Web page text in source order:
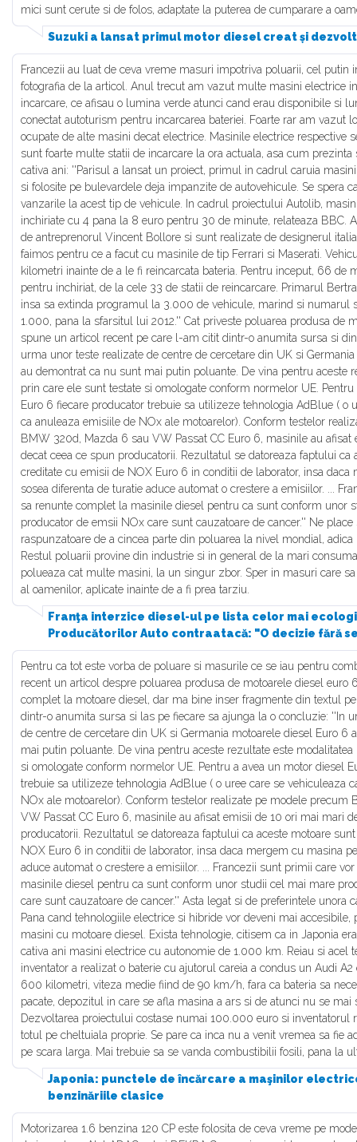
mici sunt cerute si de folos, adaptate la puterea de cumparare a
Suzuki a lansat primul motor diesel creat și
Francezii au luat de ceva vreme masuri impotriva poluarii, cel putin
fotografia de la articol. Anul trecut am vazut multe masini electrice
incarcare, ce afisau o lumina verde atunci cand erau disponibile si
conectat autoturism pentru incarcarea bateriei. Foarte rar am vazut
ocupate de alte masini decat electrice. Masinile electrice respective
sunt foarte multe statii de incarcare la ora actuala, asa cum
cativa ani: ''Parisul a lansat un proiect, primul in cadrul caruia
si folosite pe bulevardele deja impanzite de autovehicule. Se spera
vanzarile la acest tip de vehicule. In cadrul proiectului Autolib,
inchiriate cu 4 pana la 8 euro pentru 30 de minute, relateaza BBC.
de antreprenorul Vincent Bollore si sunt realizate de designerul
faimos pentru ce a facut cu masinile de tip Ferrari si Maserati.
kilometri inainte de a le fi reincarcata bateria. Pentru inceput, 66 de
pentru inchiriat, de la cele 33 de statii de reincarcare. Primarul
insa sa extinda programul la 3.000 de vehicule, marind si numarul
1.000, pana la sfarsitul lui 2012.'' Cat priveste poluarea produsa de
spune un articol recent pe care l-am citit dintr-o anumita sursa si
urma unor teste realizate de centre de cercetare din UK si
au demontrat ca nu sunt mai putin poluante. De vina pentru aceste
prin care ele sunt testate si omologate conform normelor UE.
Euro 6 fiecare producator trebuie sa utilizeze tehnologia AdBlue ( o
ca anuleaza emisiile de NOx ale motoarelor). Conform testelor
BMW 320d, Mazda 6 sau VW Passat CC Euro 6, masinile au
decat ceea ce spun producatorii. Rezultatul se datoreaza faptului ca
creditate cu emisii de NOX Euro 6 in conditii de laborator, insa daca
sosea diferenta de turatie aduce automat o crestere a emisiilor. ...
sa renunte complet la masinile diesel pentru ca sunt conform unor
producator de emsii NOx care sunt cauzatoare de cancer.'' Ne
raspunzatoare de a cincea parte din poluarea la nivel mondial,
Restul poluarii provine din industrie si in general de la mari
polueaza cat multe masini, la un singur zbor. Sper in masuri care
al oamenilor, aplicate inainte de a fi prea tarziu.
Franţa interzice diesel-ul pe lista celor mai
Producătorilor Auto contraatacă: "O decizie fără
Pentru ca tot este vorba de poluare si masurile ce se iau pentru
recent un articol despre poluarea produsa de motoarele diesel euro
complet la motoare diesel, dar ma bine inser fragmente din textul
dintr-o anumita sursa si las pe fiecare sa ajunga la o concluzie: ''In
de centre de cercetare din UK si Germania motoarele diesel Euro 6
mai putin poluante. De vina pentru aceste rezultate este
si omologate conform normelor UE. Pentru a avea un motor diesel
trebuie sa utilizeze tehnologia AdBlue ( o uree care se vehiculeaza
NOx ale motoarelor). Conform testelor realizate pe modele precum
VW Passat CC Euro 6, masinile au afisat emisii de 10 ori mai mari
producatorii. Rezultatul se datoreaza faptului ca aceste motoare
NOX Euro 6 in conditii de laborator, insa daca mergem cu masina
aduce automat o crestere a emisiilor. ... Francezii sunt primii care
masinile diesel pentru ca sunt conform unor studii cel mai mare
care sunt cauzatoare de cancer.'' Asta legat si de preferintele unora
Pana cand tehnologiile electrice si hibride vor deveni mai accesibile,
masini cu motoare diesel. Exista tehnologie, citisem ca in Japonia
cativa ani masini electrice cu autonomie de 1.000 km. Reiau si acel
inventator a realizat o baterie cu ajutorul careia a condus un Audi
600 kilometri, viteza medie fiind de 90 km/h, fara ca bateria sa
pacate, depozitul in care se afla masina a ars si de atunci nu se mai
Dezvoltarea proiectului costase numai 100.000 euro si inventatorul
totul pe cheltuiala proprie. Se pare ca inca nu a venit vremea sa fie
pe scara larga. Mai trebuie sa se vanda combustibilii fosili, pana la
Japonia: punctele de încărcare a maşinilor
benzinăriile clasice
Motorizarea 1.6 benzina 120 CP este folosita de ceva vreme pe